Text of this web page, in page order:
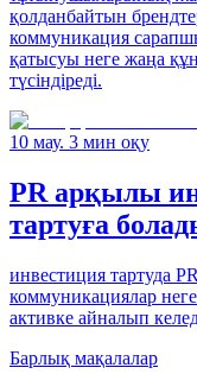
қолданбайтын
коммуникация
қатысуы неге жаңа
түсіндіреді.
10 мау. 3 мин оқу
PR арқылы
тартуға
инвестиция тартуда
коммуникациялар
активке айналып
Барлық мақалалар